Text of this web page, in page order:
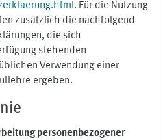
. Für die Nutzung
zusätzlich die nachfolgend
die sich
stehenden
Verwendung einer
ergeben.
personenbezogener